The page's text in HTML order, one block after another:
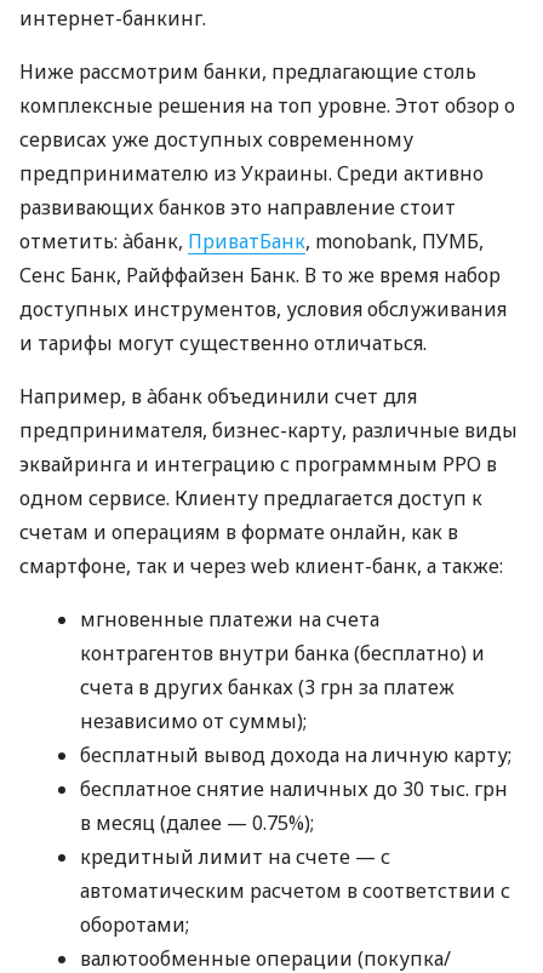
интернет-банкинг.
Ниже рассмотрим банки, предлагающие столь
комплексные решения на топ уровне. Этот обзор о
сервисах уже доступных современному
предпринимателю из Украины. Среди активно
развивающих банков это направление стоит
отметить: àбанк, ПриватБанк, monobank, ПУМБ,
Сенс Банк, Райффайзен Банк. В то же время набор
доступных инструментов, условия обслуживания
и тарифы могут существенно отличаться.
Например, в àбанк объединили счет для
предпринимателя, бизнес-карту, различные виды
эквайринга и интеграцию с программным РРО в
одном сервисе. Клиенту предлагается доступ к
счетам и операциям в формате онлайн, как в
смартфоне, так и через web клиент-банк, а также:
мгновенные платежи на счета
контрагентов внутри банка (бесплатно) и
счета в других банках (3 грн за платеж
независимо от суммы);
бесплатный вывод дохода на личную карту;
бесплатное снятие наличных до 30 тыс. грн
в месяц (далее — 0.75%);
кредитный лимит на счете — с
автоматическим расчетом в соответствии с
оборотами;
валютообменные операции (покупка/